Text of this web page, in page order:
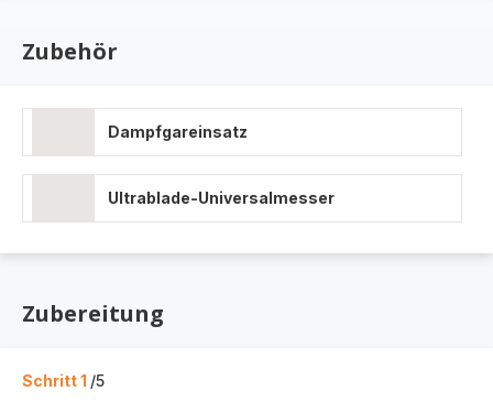
Zubehör
Dampfgareinsatz
Ultrablade-Universalmesser
Zubereitung
Schritt 1 /5